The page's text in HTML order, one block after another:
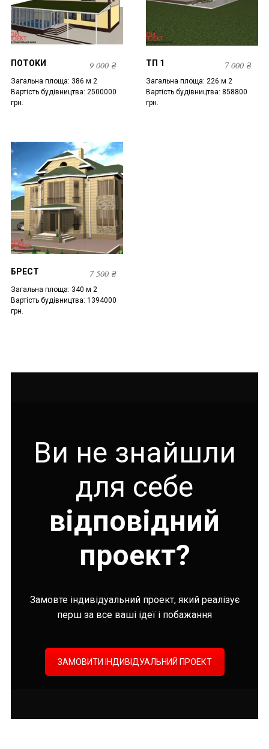
ПОТОКИ 9 000₴
Загальна площа: 386 м 2
Вартість будівництва: 2500000
грн.
ТП 1 7 000 ₴
Загальна площа: 226 м 2
Вартість будівництва: 858800
грн.
БРЕСТ 7 500₴
Загальна площа: 340 м 2
Вартість будівництва: 1394000
грн.
Ви не знайшли
для себе
відповідний
проект?
Замовте індивідуальний проект, який реалізує
перш за все ваші ідеї і побажання
ЗАМОВИТИ ІНДИВІДУАЛЬНИЙ ПРОЕКТ